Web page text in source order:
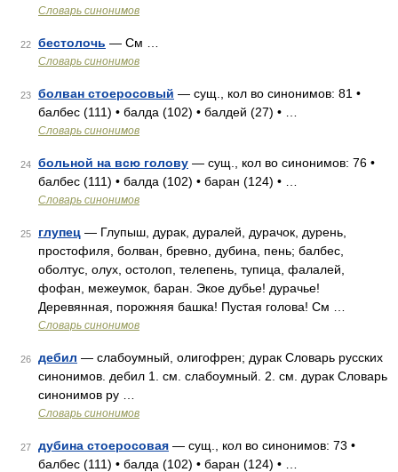
Словарь синонимов
22 бестолочь — См …
Словарь синонимов
23 болван стоеросовый — сущ., кол во синонимов: 81 •
балбес (111) • балда (102) • балдей (27) • …
Словарь синонимов
24 больной на всю голову — сущ., кол во синонимов: 76 •
балбес (111) • балда (102) • баран (124) • …
Словарь синонимов
25 глупец — Глупыш, дурак, дуралей, дурачок, дурень,
простофиля, болван, бревно, дубина, пень; балбес,
оболтус, олух, остолоп, телепень, тупица, фалалей,
фофан, межеумок, баран. Экое дубье! дурачье!
Деревянная, порожняя башка! Пустая голова! См …
Словарь синонимов
26 дебил — слабоумный, олигофрен; дурак Словарь русских
синонимов. дебил 1. см. слабоумный. 2. см. дурак Словарь
синонимов ру …
Словарь синонимов
27 дубина стоеросовая — сущ., кол во синонимов: 73 •
балбес (111) • балда (102) • баран (124) • …